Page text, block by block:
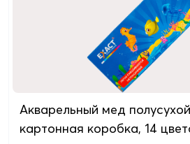
Акварельный мед
картонная коробкa, 14